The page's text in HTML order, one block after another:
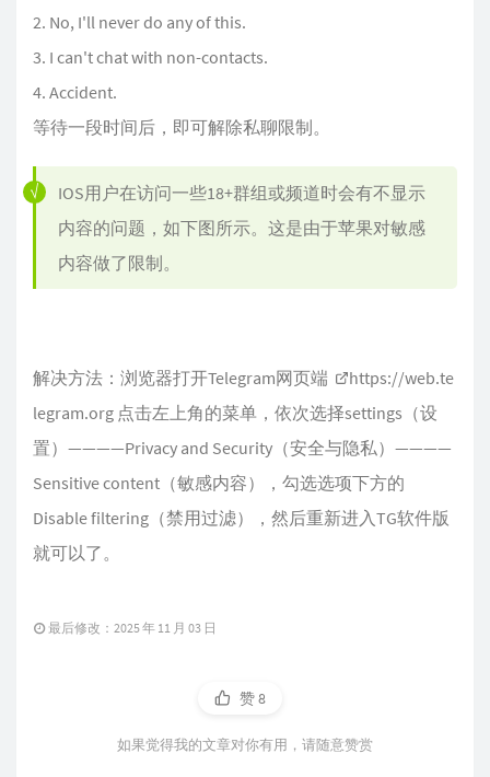
No, I'll never do any of this.
I can't chat with non-contacts.
Accident.
等待一段时间后，即可解除私聊限制。
IOS用户在访问一些18+群组或频道时会有不显示
内容的问题，如下图所示。这是由于苹果对敏感
内容做了限制。
解决方法：浏览器打开Telegram网页端
https://web.te
legram.org 点击左上角的菜单，依次选择settings（设
置）————Privacy and Security（安全与隐私）————
Sensitive content（敏感内容），勾选选项下方的
Disable filtering（禁用过滤），然后重新进入TG软件版
就可以了。
最后修改：2025 年 11 月 03 日
赞8
如果觉得我的文章对你有用，请随意赞赏